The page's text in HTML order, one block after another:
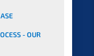
- OUR